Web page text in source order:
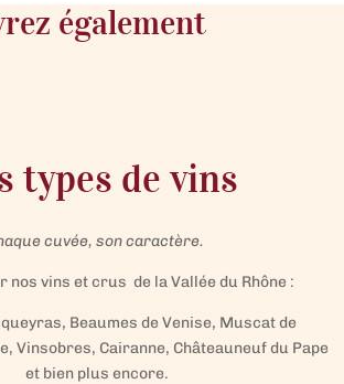
également
types de vins
cuvée, son caractère.
nos vins et crus de la Vallée du Rhône :
Beaumes de Venise, Muscat de
Vinsobres, Cairanne, Châteauneuf du Pape
et bien plus encore.